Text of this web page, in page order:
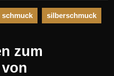
schmuck silberschmuck
zum